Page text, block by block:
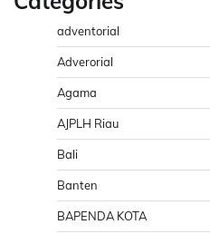
adventorial
Adverorial
Agama
AJPLH Riau
Bali
Banten
BAPENDA KOTA